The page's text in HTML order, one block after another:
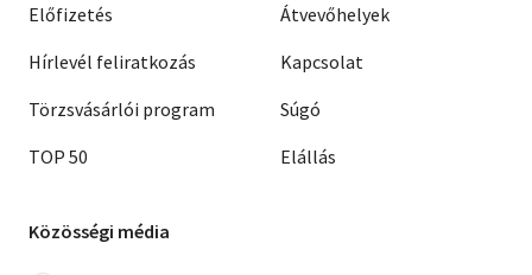
Előfizetés
Hírlevél feliratkozás
Törzsvásárlói program
TOP 50
Átvevőhelyek
Kapcsolat
Súgó
Elállás
Közösségi média